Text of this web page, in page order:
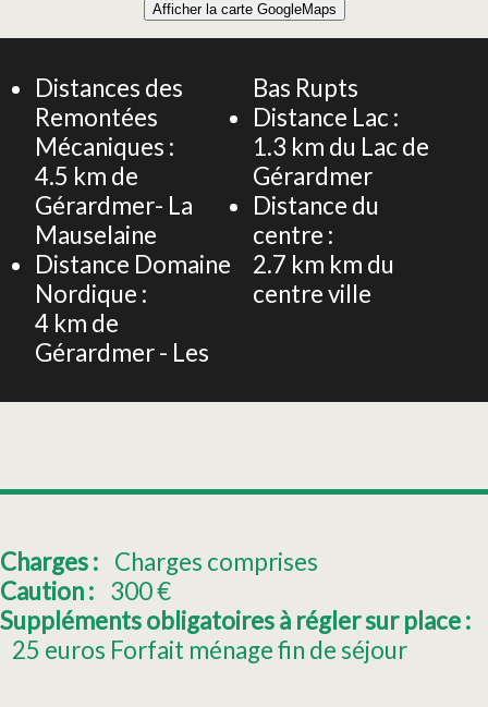
APPARTEMENT 34m² 4 PERSONNES
Afficher la carte GoogleMaps
Distances des
Remontées
Mécaniques :
4.5 km de
Gérardmer- La
Mauselaine
Distance Domaine
Nordique :
4 km de
Gérardmer - Les
Bas Rupts
Distance Lac :
1.3 km du Lac de
Gérardmer
Distance du
centre :
2.7 km km du
centre ville
Charges : Charges comprises
Caution : 300€
Suppléments obligatoires à régler sur place :
25 euros Forfait ménage fin de séjour